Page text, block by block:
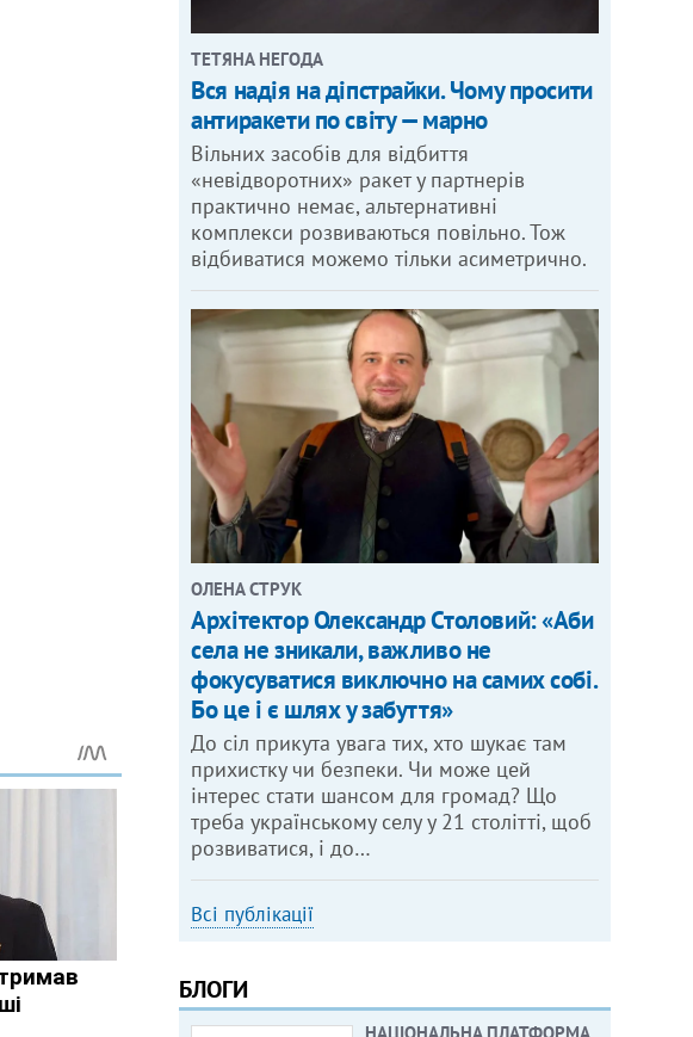
ТЕТЯНА НЕГОДА
Вся надія на діпстрайки. Чому просити
антиракети по світу — марно
Вільних засобів для відбиття
«невідворотних» ракет у партнерів
практично немає, альтернативні
комплекси розвиваються повільно. Тож
відбиватися можемо тільки асиметрично.
ОЛЕНА СТРУК
Архітектор Олександр Столовий: «Аби
села не зникали, важливо не
фокусуватися виключно на самих собі.
Бо це і є шлях у забуття»
До сіл прикута увага тих, хто шукає там
прихистку чи безпеки. Чи може цей
інтерес стати шансом для громад? Що
треба українському селу у 21 столітті, щоб
розвиватися, і до…
Всі публікації
БЛОГИ